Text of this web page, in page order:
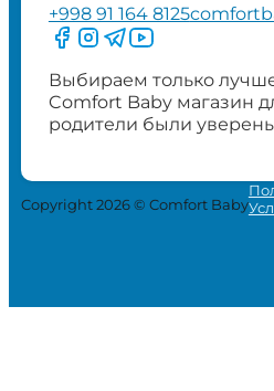
+998 91 164 8125
Следите за нами на
Следите за нами в
Следите за нами в
Следите за
Выбираем только
Comfort Baby магазин
родители были
Copyright 2026 © Comfort Baby